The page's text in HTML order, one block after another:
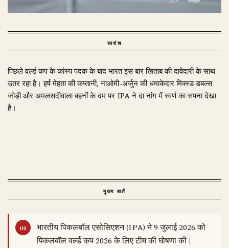
सारांश
पिछले वर्ल्ड कप के कांस्य पदक के बाद भारत इस बार खिताब की दावेदारी के साथ
उतर रहा है। हर्ष मेहता की कप्तानी, नाओमी-अर्जुन की धमाकेदार मिक्स्ड डबल्स
जोड़ी और अमलसदीवाला बहनों के दम पर IPA ने दा नांग में स्वर्ण का सपना देखा
है।
मुख्य बातें
भारतीय पिकलबॉल एसोसिएशन (IPA) ने 9 जुलाई 2026 को
पिकलबॉल वर्ल्ड कप 2026 के लिए टीम की घोषणा की।